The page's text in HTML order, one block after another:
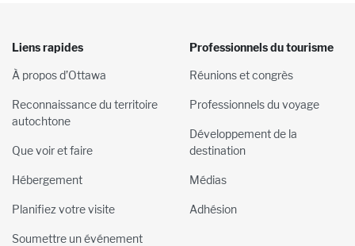
Liens rapides
À propos d’Ottawa
Reconnaissance du territoire
autochtone
Que voir et faire
Hébergement
Planifiez votre visite
Soumettre un événement
Professionnels du tourisme
Réunions et congrès
Professionnels du voyage
Développement de la
destination
Médias
Adhésion